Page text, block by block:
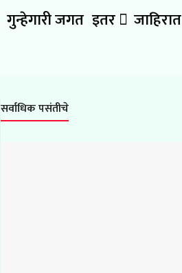
गुन्हेगारी जगत इतर जाहिरात
सर्वाधिक पसंतीचे